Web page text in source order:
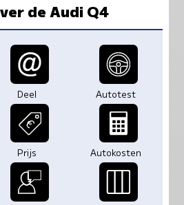
de Audi Q4
Deel Autotest
Prijs Autokosten